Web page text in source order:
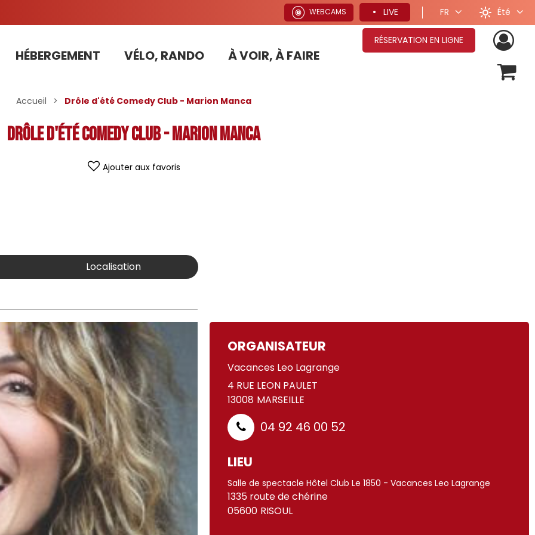
WEBCAMS LIVE FR Été
HÉBERGEMENT VÉLO, RANDO À VOIR, À FAIRE
RÉSERVATION EN LIGNE
Accueil > Drôle d'été Comedy Club - Marion Manca
Drôle d'été Comedy Club - Marion Manca
Ajouter aux favoris
Localisation
ORGANISATEUR
Vacances Leo Lagrange
4 RUE LEON PAULET
13008 MARSEILLE
04 92 46 00 52
LIEU
Salle de spectacle Hôtel Club Le 1850 - Vacances Leo Lagrange
1335 route de chérine
05600 RISOUL